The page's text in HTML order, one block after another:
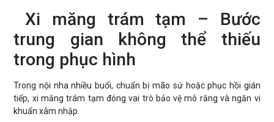
Xi măng trám tạm – Bước
trung gian không thể thiếu
trong phục hình
Trong nội nha nhiều buổi, chuẩn bị mão sứ hoặc phục hồi gián
tiếp, xi măng trám tạm đóng vai trò bảo vệ mô răng và ngăn vi
khuẩn xâm nhập.